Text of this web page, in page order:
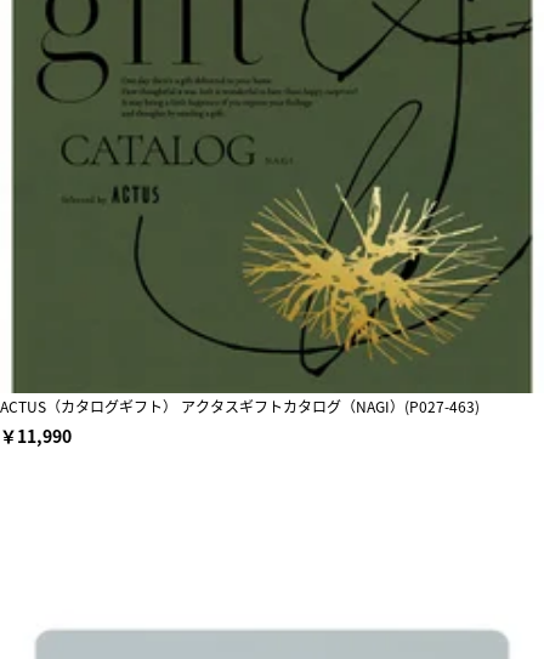
ACTUS（カタログギフト） アクタスギフトカタログ（NAGI）(P027-463)
￥11,990